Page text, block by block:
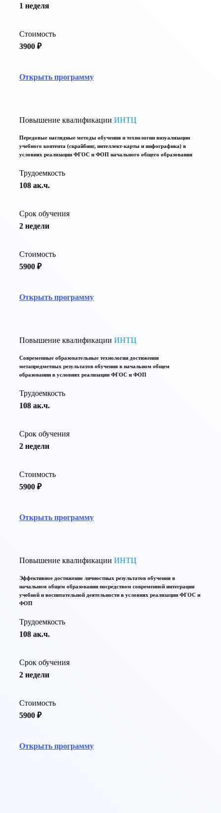
1 неделя
Стоимость
3900 ₽
Открыть программу
Повышение квалификации ИНТЦ
Передовые наглядные методы обучения и технологии визуализации
учебного контента (скрайбинг, интеллект-карты и инфографика) в
условиях реализации ФГОС и ФОП начального общего образования
Трудоемкость
108 ак.ч.
Срок обучения
2 недели
Стоимость
5900 ₽
Открыть программу
Повышение квалификации ИНТЦ
Современные образовательные технологии достижения
метапредметных результатов обучения в начальном общем
образовании в условиях реализации ФГОС и ФОП
Трудоемкость
108 ак.ч.
Срок обучения
2 недели
Стоимость
5900 ₽
Открыть программу
Повышение квалификации ИНТЦ
Эффективное достижение личностных результатов обучения в
начальном общем образовании посредством современной интеграции
учебной и воспитательной деятельности в условиях реализации ФГОС и
ФОП
Трудоемкость
108 ак.ч.
Срок обучения
2 недели
Стоимость
5900 ₽
Открыть программу